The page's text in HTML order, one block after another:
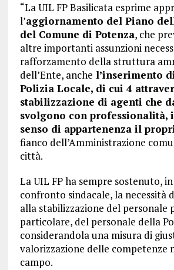
“La UIL FP Basilicata esprime
l’aggiornamento del Piano
del Comune di Potenza, che
altre importanti assunzioni
rafforzamento della struttura
dell’Ente, anche l’inserimento
Polizia Locale, di cui 4
stabilizzazione di agenti che
svolgono con professionalità,
senso di appartenenza il
fianco dell’Amministrazione
città.
La UIL FP ha sempre sostenuto,
confronto sindacale, la necessità
alla stabilizzazione del personale
particolare, del personale della
considerandola una misura di
valorizzazione delle competenze
campo.